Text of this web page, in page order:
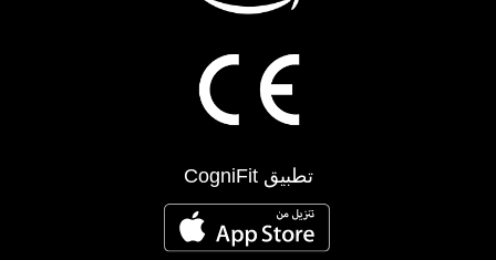
تطبيق CogniFit